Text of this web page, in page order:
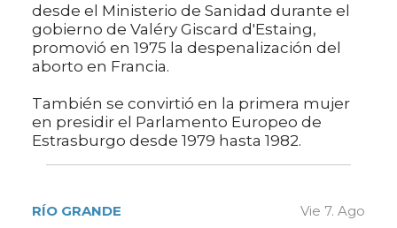
desde el Ministerio de Sanidad durante el
gobierno de Valéry Giscard d'Estaing,
promovió en 1975 la despenalización del
aborto en Francia.
También se convirtió en la primera mujer
en presidir el Parlamento Europeo de
Estrasburgo desde 1979 hasta 1982.
RÍO GRANDE Vie 7. Ago